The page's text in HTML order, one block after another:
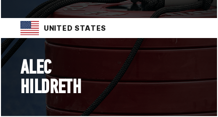
UNITED STATES
ALEC
HILDRETH